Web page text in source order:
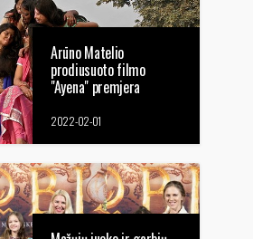
Arūno Matelio
prodiusuoto filmo
"Ayena" premjera
2022-02-01